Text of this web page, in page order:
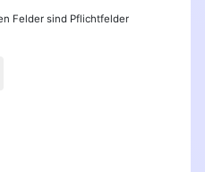
Felder sind Pflichtfelder